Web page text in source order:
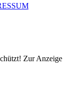
Zur Anzeige